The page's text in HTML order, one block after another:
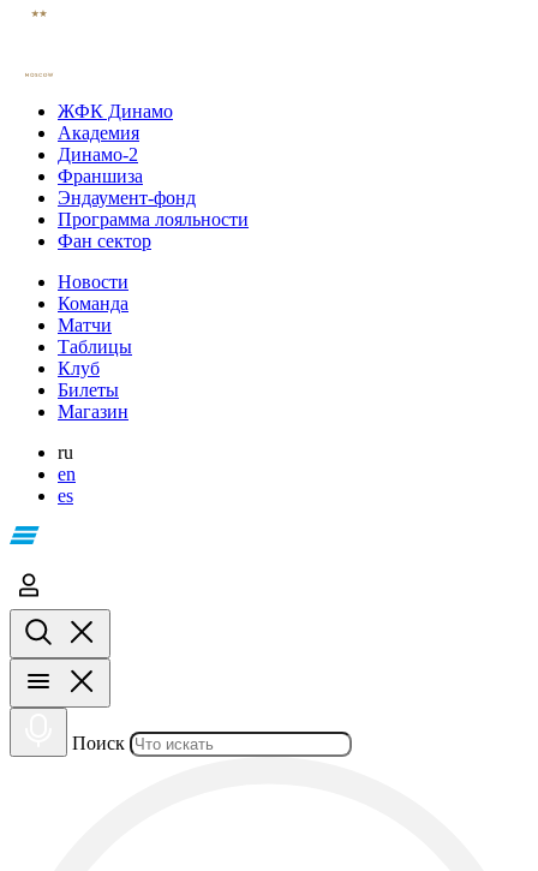
ЖФК Динамо
Академия
Динамо-2
Франшиза
Эндаумент-фонд
Программа лояльности
Фан сектор
Новости
Команда
Матчи
Таблицы
Клуб
Билеты
Магазин
ru
en
es
Поиск